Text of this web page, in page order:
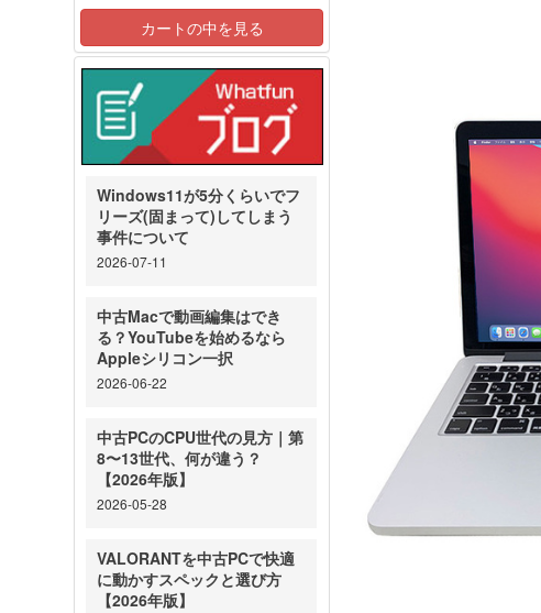
カートの中を見る
Windows11が5分くらいでフ
リーズ(固まって)してしまう
事件について
2026-07-11
中古Macで動画編集はでき
る？YouTubeを始めるなら
Appleシリコン一択
2026-06-22
中古PCのCPU世代の見方｜第
8〜13世代、何が違う？
【2026年版】
2026-05-28
VALORANTを中古PCで快適
に動かすスペックと選び方
【2026年版】